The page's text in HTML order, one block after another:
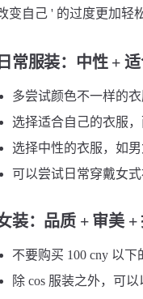
变自己 ' 的过度更加轻
日常服装：中性 +
多尝试颜色不一样的
选择适合自己的衣服
选择中性的衣服，如
可以尝试日常穿戴女
装：品质 + 审美 +
不要购买 100 cny 以
除 cos 服装之外，可